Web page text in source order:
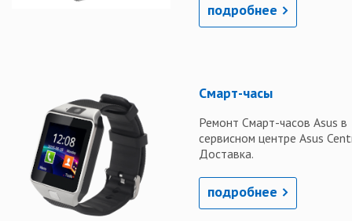
подробнее
Смарт-часы
Ремонт Смарт-часов Asus в
сервисном центре Asus
Доставка.
подробнее